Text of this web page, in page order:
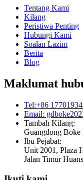
Tentang Kami
Kilang
Peristiwa Penting
Hubungi Kami
Soalan Lazim
Berita
Blog
Maklumat
Tel:+86
Email:
Tambah Kilang:
Guangdong
Ibu Pejabat:
Unit 2001, Plaza
Jalan Timur